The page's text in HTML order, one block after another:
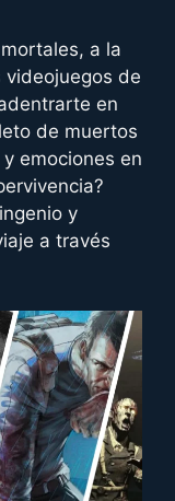
a la
de
en
de muertos
emociones en
y
a través